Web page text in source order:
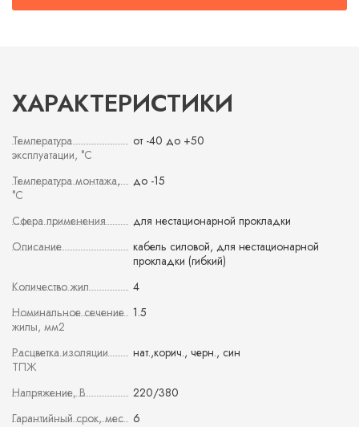
ХАРАКТЕРИСТИКИ
Температура
эксплуатации, °С
от -40 до +50
Температура монтажа,
°С
до -15
Сфера применения
для нестационарной прокладки
Описание
кабель силовой, для нестационарной
прокладки (гибкий)
Количество жил
4
Номинальное сечение
жилы, мм2
1.5
Расцветка изоляции
ТПЖ
нат.,корич., черн., син
Напряжение, В
220/380
Гарантийный срок, мес
6